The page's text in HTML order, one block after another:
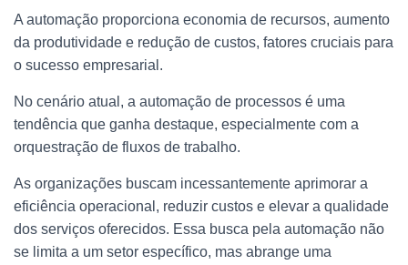
A automação proporciona economia de recursos, aumento
da produtividade e redução de custos, fatores cruciais para
o sucesso empresarial.
No cenário atual, a automação de processos é uma
tendência que ganha destaque, especialmente com a
orquestração de fluxos de trabalho.
As organizações buscam incessantemente aprimorar a
eficiência operacional, reduzir custos e elevar a qualidade
dos serviços oferecidos. Essa busca pela automação não
se limita a um setor específico, mas abrange uma